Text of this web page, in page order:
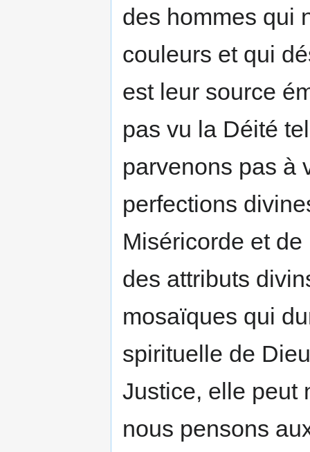
des hommes qui
couleurs et qui
est leur source
pas vu la Déité
parvenons pas à
perfections
Miséricorde et
des attributs
mosaïques qui
spirituelle de
Justice, elle peut
nous pensons